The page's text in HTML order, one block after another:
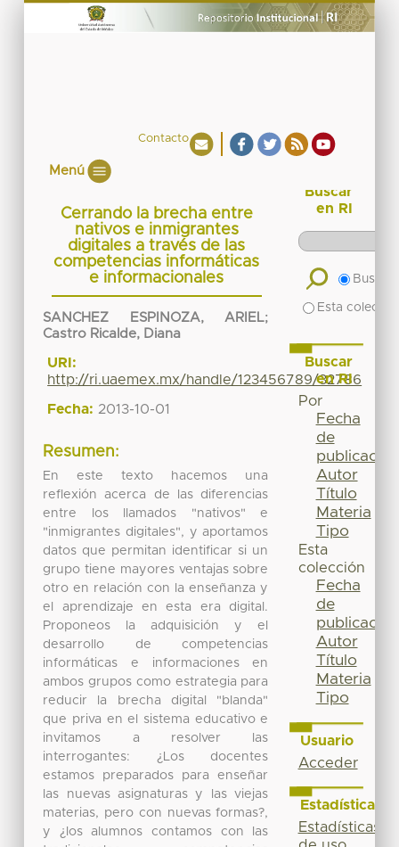
Contacto
Menú
Cerrando la brecha entre
nativos e inmigrantes
digitales a través de las
competencias informáticas
e informacionales
SANCHEZ ESPINOZA, ARIEL;
Castro Ricalde, Diana
URI:
http://ri.uaemex.mx/handle/123456789/32786
Fecha: 2013-10-01
Resumen:
En este texto hacemos una
reflexión acerca de las diferencias
entre los llamados "nativos" e
"inmigrantes digitales", y aportamos
datos que permitan identificar si un
grupo tiene mayores ventajas sobre
otro en relación con la enseñanza y
el aprendizaje en esta era digital.
Proponeos la adquisición y el
desarrollo de competencias
informáticas e informaciones en
ambos grupos como estrategia para
reducir la brecha digital "blanda"
que priva en el sistema educativo e
invitamos a resolver las
interrogantes: ¿Los docentes
estamos preparados para enseñar
las nuevas asignaturas y las viejas
materias, pero con nuevas formas?,
y ¿los alumnos contamos con las
Buscar
en RI
Buscar
Esta
Buscar
en RI
Por
Fecha
de
publicación
Autor
Título
Materia
Tipo
Esta
colección
Fecha
de
publicación
Autor
Título
Materia
Tipo
Usuario
Acceder
Estadísticas
Estadísticas